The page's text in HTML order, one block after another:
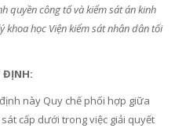
quyền công tố và kiểm sát án kinh
khoa học Viện kiểm sát nhân dân tối
ĐỊNH:
này Quy chế phối hợp giữa
cấp dưới trong việc giải quyết